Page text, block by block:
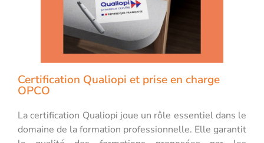
Certification Qualiopi et prise en charge
OPCO
La certification Qualiopi joue un rôle essentiel dans le
domaine de la formation professionnelle. Elle garantit